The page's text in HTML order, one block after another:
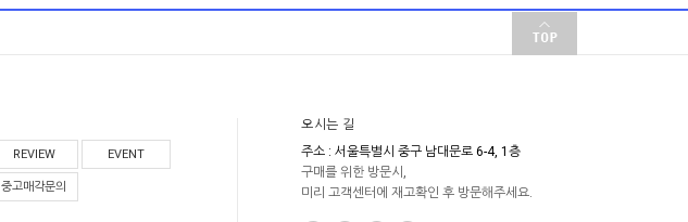
REVIEW EVENT
중고매각문의
오시는 길
주소 : 서울특별시 중구 남대문로 6-4, 1층
구매를 위한 방문시,
미리 고객센터에 재고확인 후 방문해주세요.